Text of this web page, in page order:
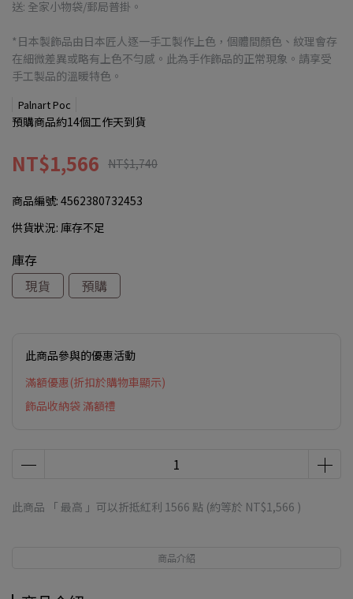
送: 全家小物袋/郵局普掛。
*日本製飾品由日本匠人逐一手工製作上色，個體間顏色、紋理會存
在細微差異或略有上色不勻感。此為手作飾品的正常現象。請享受
手工製品的溫暖特色。
Palnart Poc
預購商品約14個工作天到貨
NT$1,566 NT$1,740
商品編號: 4562380732453
供貨狀況: 庫存不足
庫存
現貨
預購
此商品參與的優惠活動
滿額優惠(折扣於購物車顯示)
飾品收納袋 滿額禮
此商品 「 最高 」可以折抵紅利 1566 點 (約等於 NT$1,566 )
商品介紹